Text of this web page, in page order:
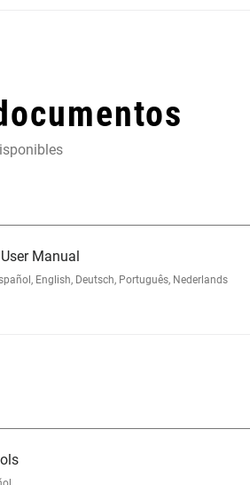
Manual
English, Deutsch, Português, Nederlands